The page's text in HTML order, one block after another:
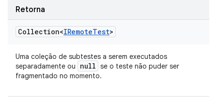
Retorna
Collection<IRemoteTest>
Uma coleção de subtestes a serem executados
separadamente ou
null se o teste não puder ser
fragmentado no momento.